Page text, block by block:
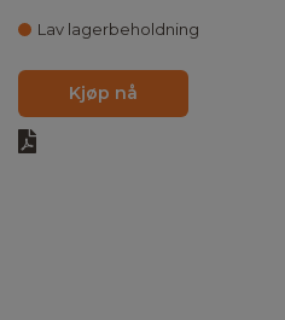
Lav lagerbeholdning
Kjøp nå